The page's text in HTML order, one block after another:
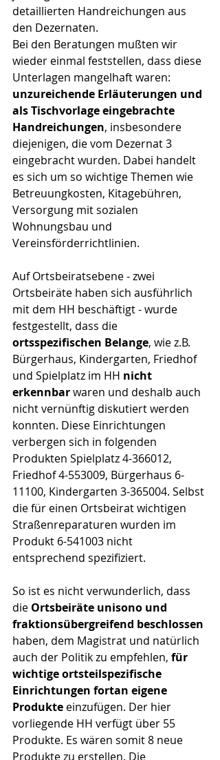
detaillierten Handreichungen aus
den Dezernaten.
Bei den Beratungen mußten wir
wieder einmal feststellen, dass diese
Unterlagen mangelhaft waren:
unzureichende Erläuterungen und
als Tischvorlage eingebrachte
Handreichungen, insbesondere
diejenigen, die vom Dezernat 3
eingebracht wurden. Dabei handelt
es sich um so wichtige Themen wie
Betreuungkosten, Kitagebühren,
Versorgung mit sozialen
Wohnungsbau und
Vereinsförderrichtlinien.
Auf Ortsbeiratsebene - zwei
Ortsbeiräte haben sich ausführlich
mit dem HH beschäftigt - wurde
festgestellt, dass die
ortsspezifischen Belange, wie z.B.
Bürgerhaus, Kindergarten, Friedhof
und Spielplatz im HH nicht
erkennbar waren und deshalb auch
nicht vernünftig diskutiert werden
konnten. Diese Einrichtungen
verbergen sich in folgenden
Produkten Spielplatz 4-366012,
Friedhof 4-553009, Bürgerhaus 6-
11100, Kindergarten 3-365004. Selbst
die für einen Ortsbeirat wichtigen
Straßenreparaturen wurden im
Produkt 6-541003 nicht
entsprechend spezifiziert.
So ist es nicht verwunderlich, dass
die Ortsbeiräte unisono und
fraktionsübergreifend beschlossen
haben, dem Magistrat und natürlich
auch der Politik zu empfehlen, für
wichtige ortsteilspezifische
Einrichtungen fortan eigene
Produkte einzufügen. Der hier
vorliegende HH verfügt über 55
Produkte. Es wären somit 8 neue
Produkte zu erstellen. Die